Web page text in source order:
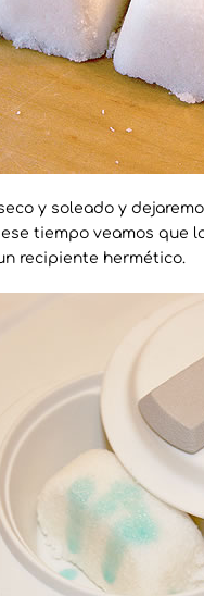
y soleado y
tiempo veamos que
recipiente hermético.